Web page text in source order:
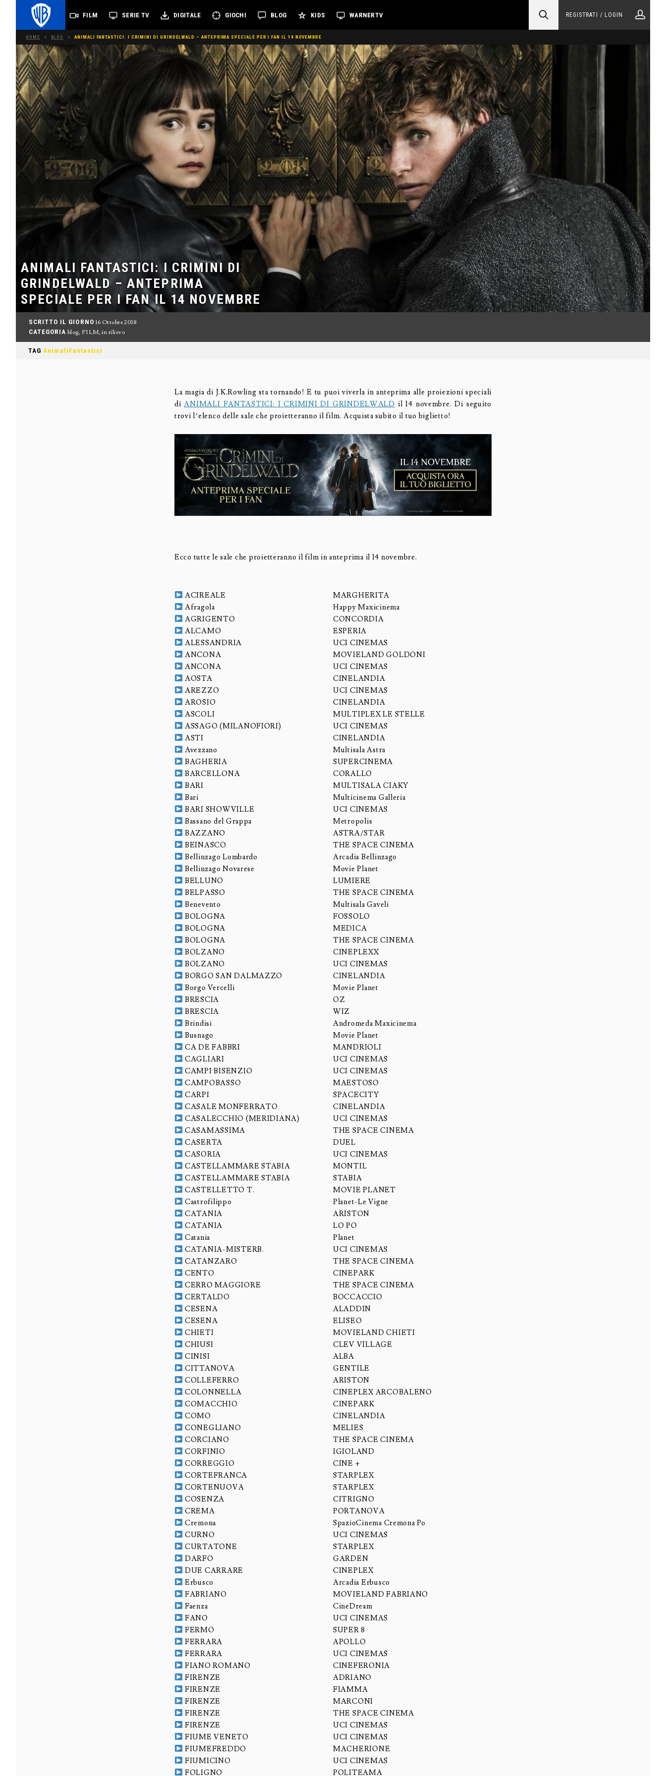
FILM SERIE TV DIGITALE GIOCHI BLOG KIDS WARNERTV REGISTRATI / LOGIN
HOME > BLOG > ANIMALI FANTASTICI: I CRIMINI DI GRINDELWALD – ANTEPRIMA SPECIALE PER I FAN IL 14 NOVEMBRE
ANIMALI FANTASTICI: I CRIMINI DI
GRINDELWALD – ANTEPRIMA
SPECIALE PER I FAN IL 14 NOVEMBRE
SCRITTO IL GIORNO 16 Ottobre 2018
CATEGORIA blog, FILM,in rilievo
TAGAnimaliFantastici
La magia di J.K.Rowling sta tornando! E tu puoi viverla in anteprima alle proiezioni speciali
diANIMALI FANTASTICI: I CRIMINI DI GRINDELWALD il 14 novembre. Di seguito
trovi l’elenco delle sale che proietteranno il film. Acquista subito il tuo biglietto!
Ecco tutte le sale che proietteranno il film in anteprima il 14 novembre.
ACIREALE
MARGHERITA
Afragola
Happy Maxicinema
AGRIGENTO
CONCORDIA
ALCAMO
ESPERIA
ALESSANDRIA
UCI CINEMAS
ANCONA
MOVIELAND GOLDONI
ANCONA
UCI CINEMAS
AOSTA
CINELANDIA
AREZZO
UCI CINEMAS
AROSIO
CINELANDIA
ASCOLI
MULTIPLEX LE STELLE
ASSAGO (MILANOFIORI)
UCI CINEMAS
ASTI
CINELANDIA
Avezzano
Multisala Astra
BAGHERIA
SUPERCINEMA
BARCELLONA
CORALLO
BARI
MULTISALA CIAKY
Bari
Multicinema Galleria
BARI SHOWVILLE
UCI CINEMAS
Bassano del Grappa
Metropolis
BAZZANO
ASTRA/STAR
BEINASCO
THE SPACE CINEMA
Bellinzago Lombardo
Arcadia Bellinzago
Bellinzago Novarese
Movie Planet
BELLUNO
LUMIERE
BELPASSO
THE SPACE CINEMA
Benevento
Multisala Gaveli
BOLOGNA
FOSSOLO
BOLOGNA
MEDICA
BOLOGNA
THE SPACE CINEMA
BOLZANO
CINEPLEXX
BOLZANO
UCI CINEMAS
BORGO SAN DALMAZZO
CINELANDIA
Borgo Vercelli
Movie Planet
BRESCIA
OZ
BRESCIA
WIZ
Brindisi
Andromeda Maxicinema
Busnago
Movie Planet
CA DE FABBRI
MANDRIOLI
CAGLIARI
UCI CINEMAS
CAMPI BISENZIO
UCI CINEMAS
CAMPOBASSO
MAESTOSO
CARPI
SPACECITY
CASALE MONFERRATO
CINELANDIA
CASALECCHIO (MERIDIANA)
UCI CINEMAS
CASAMASSIMA
THE SPACE CINEMA
CASERTA
DUEL
CASORIA
UCI CINEMAS
CASTELLAMMARE STABIA
MONTIL
CASTELLAMMARE STABIA
STABIA
CASTELLETTO T.
MOVIE PLANET
Castrofilippo
Planet-Le Vigne
CATANIA
ARISTON
CATANIA
LO PO
Catania
Planet
CATANIA-MISTERB.
UCI CINEMAS
CATANZARO
THE SPACE CINEMA
CENTO
CINEPARK
CERRO MAGGIORE
THE SPACE CINEMA
CERTALDO
BOCCACCIO
CESENA
ALADDIN
CESENA
ELISEO
CHIETI
MOVIELAND CHIETI
CHIUSI
CLEV VILLAGE
CINISI
ALBA
CITTANOVA
GENTILE
COLLEFERRO
ARISTON
COLONNELLA
CINEPLEX ARCOBALENO
COMACCHIO
CINEPARK
COMO
CINELANDIA
CONEGLIANO
MELIES
CORCIANO
THE SPACE CINEMA
CORFINIO
IGIOLAND
CORREGGIO
CINE +
CORTEFRANCA
STARPLEX
CORTENUOVA
STARPLEX
COSENZA
CITRIGNO
CREMA
PORTANOVA
Cremona
SpazioCinema Cremona Po
CURNO
UCI CINEMAS
CURTATONE
STARPLEX
DARFO
GARDEN
DUE CARRARE
CINEPLEX
Erbusco
Arcadia Erbusco
FABRIANO
MOVIELAND FABRIANO
Faenza
CineDream
FANO
UCI CINEMAS
FERMO
SUPER 8
FERRARA
APOLLO
FERRARA
UCI CINEMAS
FIANO ROMANO
CINEFERONIA
FIRENZE
ADRIANO
FIRENZE
FIAMMA
FIRENZE
MARCONI
FIRENZE
THE SPACE CINEMA
FIRENZE
UCI CINEMAS
FIUME VENETO
UCI CINEMAS
FIUMEFREDDO
MACHERIONE
FIUMICINO
UCI CINEMAS
FOLIGNO
POLITEAMA